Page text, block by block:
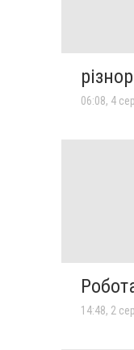
06:08, 4
14:48, 2